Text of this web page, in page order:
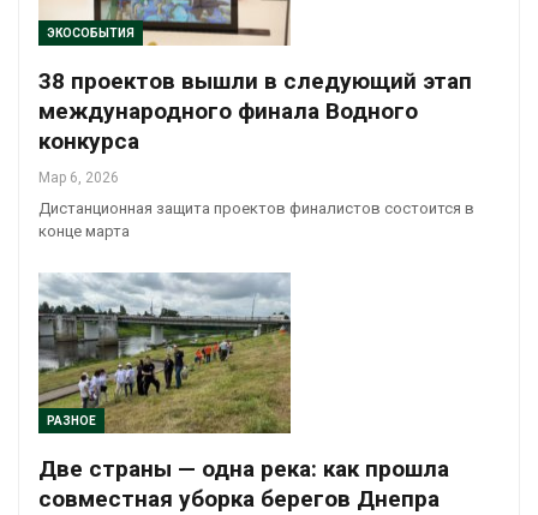
ЭКОСОБЫТИЯ
38 проектов вышли в следующий этап
международного финала Водного
конкурса
Мар 6, 2026
Дистанционная защита проектов финалистов состоится в
конце марта
РАЗНОЕ
Две страны — одна река: как прошла
совместная уборка берегов Днепра